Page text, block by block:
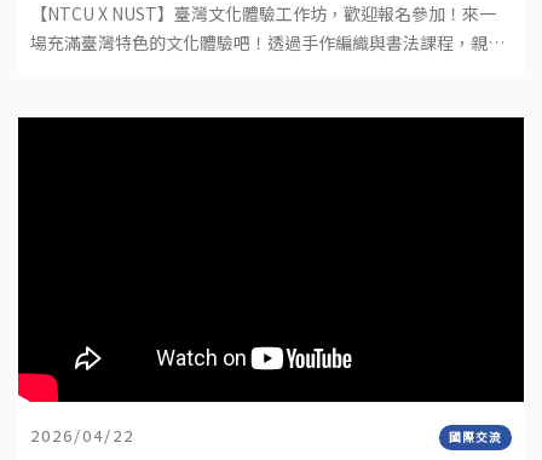
【NTCU X NUST】臺灣文化體驗工作坊，歡迎報名參加！來一
場充滿臺灣特色的文化體驗吧！透過手作編織與書法課程，親手
2026/04/22 國際交流